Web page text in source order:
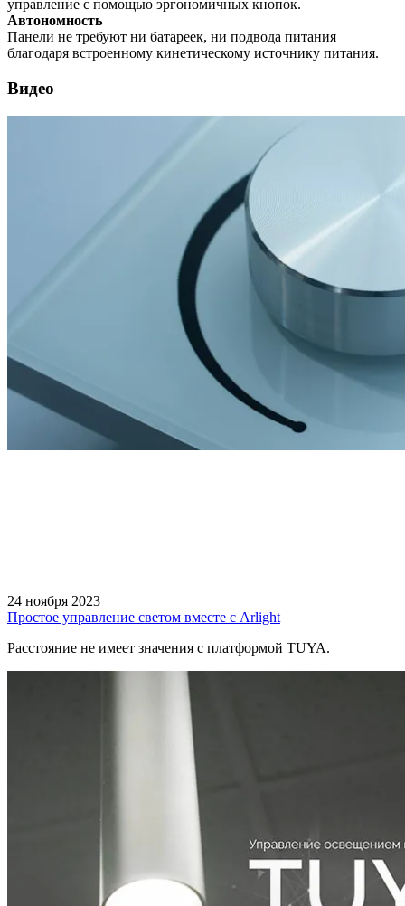
управление с помощью эргономичных кнопок.
Автономность
Панели не требуют ни батареек, ни подвода питания
благодаря встроенному кинетическому источнику питания.
Видео
24 ноября 2023
Простое управление светом вместе с Arlight
Расстояние не имеет значения с платформой TUYA.